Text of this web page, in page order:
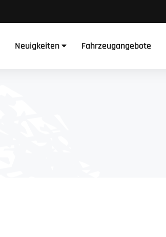
Neuigkeiten Fahrzeugangebote